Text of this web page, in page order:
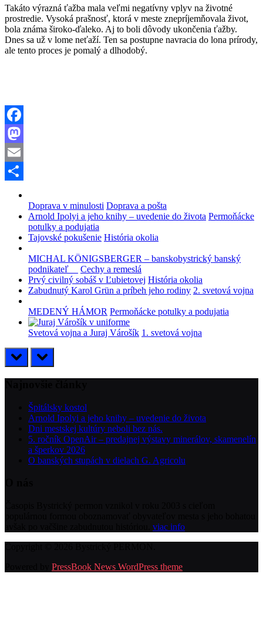
Takáto výrazná ťažba mala veľmi negatívny vplyv na životné
prostredie. Vysoká prašnosť, ktorá v meste znepríjemňovala život,
bola známa široko-ďaleko. Aj to boli dôvody ukončenia ťažby.
Dnes sa už v lome neťaží. Ten sa postupne navracia do lona prírody,
ale tento proces je pomalý a dlhodobý.
Facebook
Mastodon
Email
Doprava v minulosti Doprava a pošta
Arnold Ipolyi a jeho knihy – uvedenie do života Permoňácke
potulky a podujatia
Tajovské pokušenie História okolia
MICHAL KÖNIGSBERGER – banskobystrický banský
podnikateľ
Cechy a remeslá
Prvý civilný sobáš v Ľubietovej História okolia
Zabudnutý Karol Grün a príbeh jeho rodiny 2. svetová vojna
MEDENÝ HÁMOR Permoňácke potulky a podujatia
Svetová vojna a Juraj Várošík 1. svetová vojna
prev next
Špitálsky kostol
Arnold Ipolyi a jeho knihy – uvedenie do života
Dni mestskej kultúry neboli bez nás.
5. ročník OpenAir – predajnej výstavy minerálov, skamenelín
a šperkov 2026
O banských stupách v dielach G. Agricolu
viac info
PressBook News WordPress theme